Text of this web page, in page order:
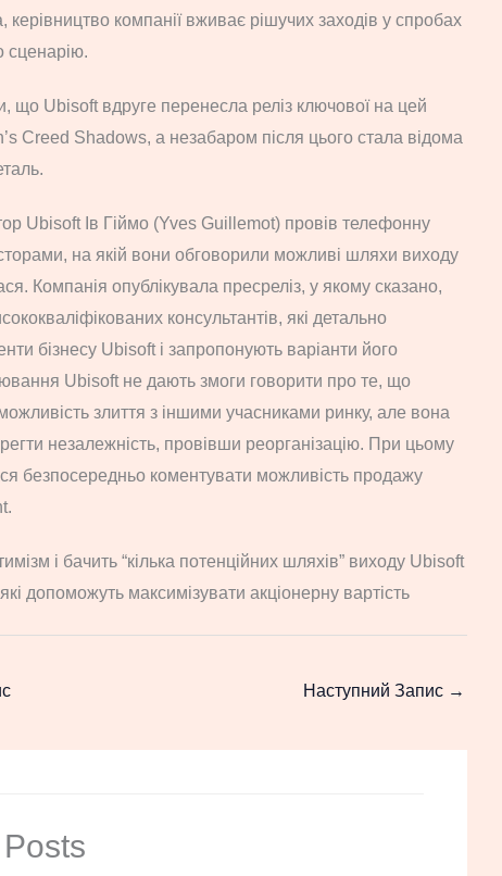
керівництво компанії вживає рішучих заходів у спробах
сценарію.
що Ubisoft вдруге перенесла реліз ключової на цей
Creed Shadows, а незабаром після цього стала відома
Ubisoft Ів Гіймо (Yves Guillemot) провів телефонну
на якій вони обговорили можливі шляхи виходу
Компанія опублікувала пресреліз, у якому сказано,
консультантів, які детально
бізнесу Ubisoft і запропонують варіанти його
Ubisoft не дають змоги говорити про те, що
злиття з іншими учасниками ринку, але вона
незалежність, провівши реорганізацію. При цьому
безпосередньо коментувати можливість продажу
і бачить “кілька потенційних шляхів” виходу Ubisoft
які допоможуть максимізувати акціонерну вартість
Наступний Запис →